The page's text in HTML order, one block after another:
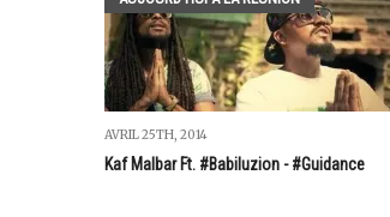
AVRIL 25TH, 2014
Kaf Malbar Ft. #Babiluzion - #Guidance